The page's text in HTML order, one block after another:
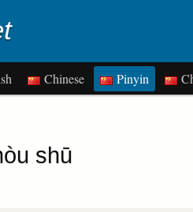
Chinese Pinyin
shū